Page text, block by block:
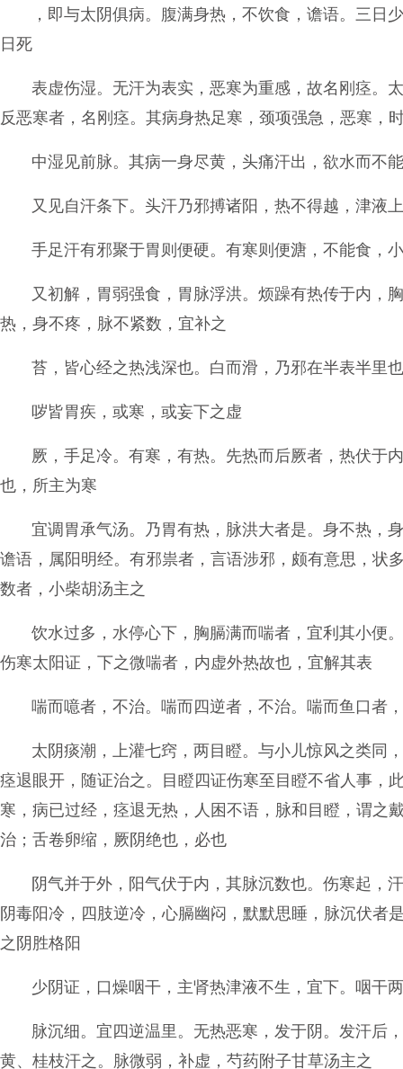
，即与太阴俱病。腹满身热，不饮食，谵语。三
日死
表虚伤湿。无汗为表实，恶寒为重感，故名刚痉。
反恶寒者，名刚痉。其病身热足寒，颈项强急，恶寒，
中湿见前脉。其病一身尽黄，头痛汗出，欲水而不
又见自汗条下。头汗乃邪搏诸阳，热不得越，津液
手足汗有邪聚于胃则便硬。有寒则便溏，不能食，
又初解，胃弱强食，胃脉浮洪。烦躁有热传于内，
热，身不疼，脉不紧数，宜补之
苔，皆心经之热浅深也。白而滑，乃邪在半表半里
哕皆胃疾，或寒，或妄下之虚
厥，手足冷。有寒，有热。先热而后厥者，热伏于
也，所主为寒
宜调胃承气汤。乃胃有热，脉洪大者是。身不热，
谵语，属阳明经。有邪祟者，言语涉邪，颇有意思，状
数者，小柴胡汤主之
饮水过多，水停心下，胸膈满而喘者，宜利其小便
伤寒太阳证，下之微喘者，内虚外热故也，宜解其表
喘而噫者，不治。喘而四逆者，不治。喘而鱼口者
太阴痰潮，上灌七窍，两目瞪。与小儿惊风之类同
痉退眼开，随证治之。目瞪四证伤寒至目瞪不省人事，
寒，病已过经，痉退无热，人困不语，脉和目瞪，谓之
治；舌卷卵缩，厥阴绝也，必也
阴气并于外，阳气伏于内，其脉沉数也。伤寒起，
阴毒阳冷，四肢逆冷，心膈幽闷，默默思睡，脉沉伏者
之阴胜格阳
少阴证，口燥咽干，主肾热津液不生，宜下。咽干
脉沉细。宜四逆温里。无热恶寒，发于阴。发汗后
黄、桂枝汗之。脉微弱，补虚，芍药附子甘草汤主之